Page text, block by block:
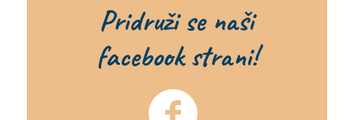
Pridruži se naši
facebook strani!